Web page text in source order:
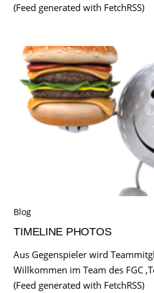
(Feed generated with FetchRSS)
Blog
TIMELINE PHOTOS
Aus Gegenspieler wird
Willkommen im Team des FGC
(Feed generated with FetchRSS)